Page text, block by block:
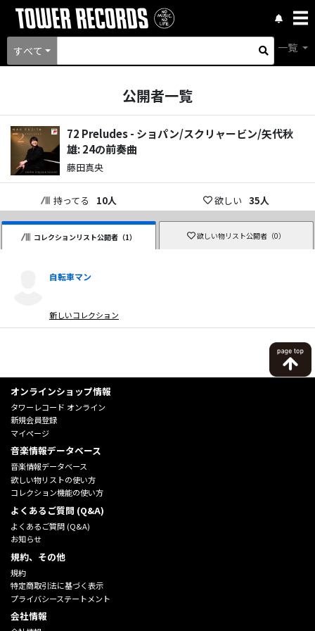
すべて 一覧
公開者一覧
72 Preludes - ショパン/スクリャービン/矢代秋
雄: 24の前奏曲
藤田真央
持ってる 10人 欲しい 35人
コレクションリスト公開者（1） 欲しい物リスト公開者（0）
自転車マン
新しいコレクション
オンラインショップ情報
タワーレコード オンライン
新規会員登録
マイページ
音楽情報データベース
音楽情報データベース
欲しい物リストの使い方
コレクション機能の使い方
よくあるご質問 (Q&A)
よくあるご質問 (Q&A)
お知らせ
規約、その他
規約
特定商取引法に基づく表示
プライバシーステートメント
会社情報